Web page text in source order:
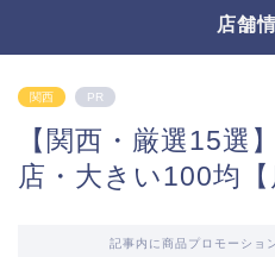
店舗
関西 PR
【関西・厳選15選
店・大きい100均【
記事内に商品プロモーショ